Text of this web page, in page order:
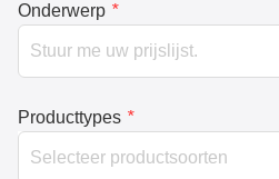
Onderwerp *
Producttypes *